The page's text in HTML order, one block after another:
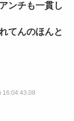
ンチも一貫し
てんのほんと
16:04:43.08